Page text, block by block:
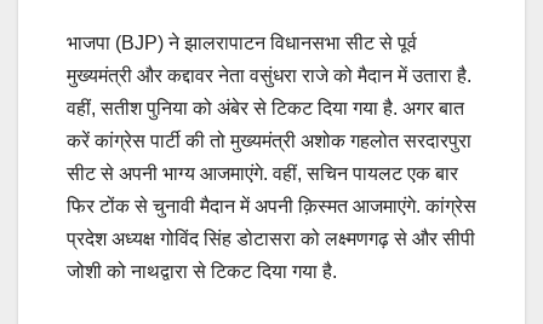
भाजपा (BJP) ने झालरापाटन विधानसभा सीट से पूर्व
मुख्यमंत्री और कद्दावर नेता वसुंधरा राजे को मैदान में उतारा है.
वहीं, सतीश पुनिया को अंबेर से टिकट दिया गया है. अगर बात
करें कांग्रेस पार्टी की तो मुख्यमंत्री अशोक गहलोत सरदारपुरा
सीट से अपनी भाग्य आजमाएंगे. वहीं, सचिन पायलट एक बार
फिर टोंक से चुनावी मैदान में अपनी क़िस्मत आजमाएंगे. कांग्रेस
प्रदेश अध्यक्ष गोविंद सिंह डोटासरा को लक्ष्मणगढ़ से और सीपी
जोशी को नाथद्वारा से टिकट दिया गया है.